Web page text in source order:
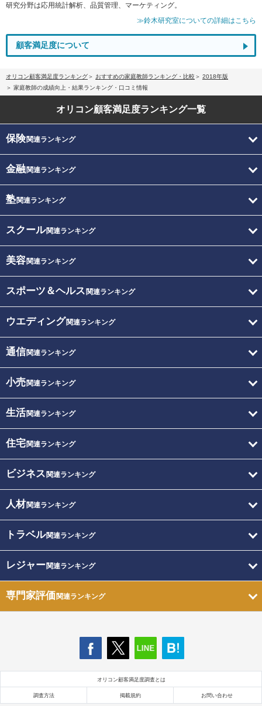
研究分野は応用統計解析、品質管理、マーケティング。
≫鈴木研究室についての詳細はこちら
顧客満足度について
オリコン顧客満足度ランキング おすすめの家庭教師ランキング・比較
2018年版
家庭教師の成績向上・結果ランキング・口コミ情報
オリコン顧客満足度ランキング一覧
保険関連ランキング
金融関連ランキング
塾関連ランキング
スクール関連ランキング
美容関連ランキング
スポーツ＆ヘルス 関連ランキング
ウエディング関連ランキング
通信関連ランキング
小売関連ランキング
生活関連ランキング
住宅関連ランキング
ビジネス 関連ランキング
人材関連ランキング
トラベル関連ランキング
レジャー関連ランキング
専門家評価関連ランキング
オリコン顧客満足度調査とは
調査方法 掲載規約 お問い合わせ